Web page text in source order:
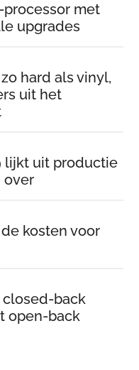
processor met
upgrades
hard als vinyl,
uit het
lijkt uit productie
over
kosten voor
closed-back
open-back